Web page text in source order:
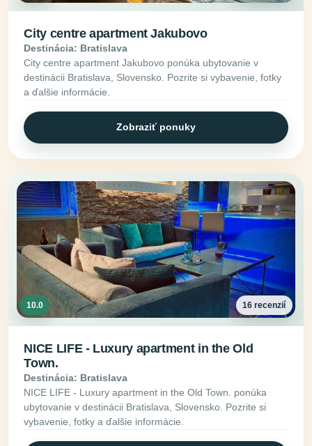
City centre apartment Jakubovo
Destinácia: Bratislava
City centre apartment Jakubovo ponúka ubytovanie v
destinácii Bratislava, Slovensko. Pozrite si vybavenie, fotky
a ďalšie informácie.
Zobraziť ponuky
10.0 16 recenzií
NICE LIFE - Luxury apartment in the Old
Town.
Destinácia: Bratislava
NICE LIFE - Luxury apartment in the Old Town. ponúka
ubytovanie v destinácii Bratislava, Slovensko. Pozrite si
vybavenie, fotky a ďalšie informácie.